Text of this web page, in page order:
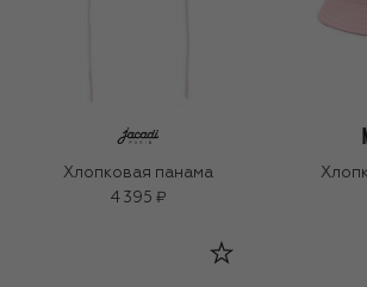
Хлопковая панама
4 395 ₽